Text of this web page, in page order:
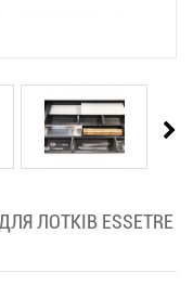
ЛОТКІВ ESSETRE